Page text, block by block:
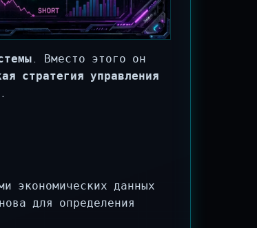
. Вместо этого он
стратегия управления
экономических данных
для определения